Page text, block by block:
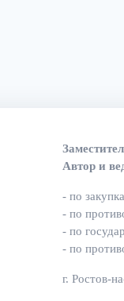
Автор и
- по
- по
- по
- по
г. Ростов-